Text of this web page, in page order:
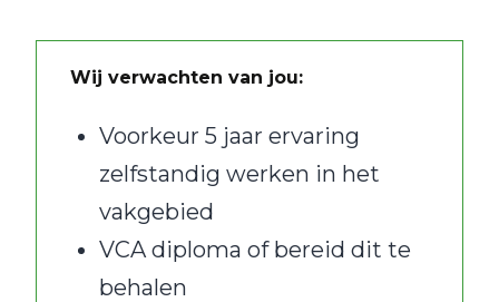
Wij verwachten van jou:
Voorkeur 5 jaar ervaring
zelfstandig werken in het
vakgebied
VCA diploma of bereid dit te
behalen